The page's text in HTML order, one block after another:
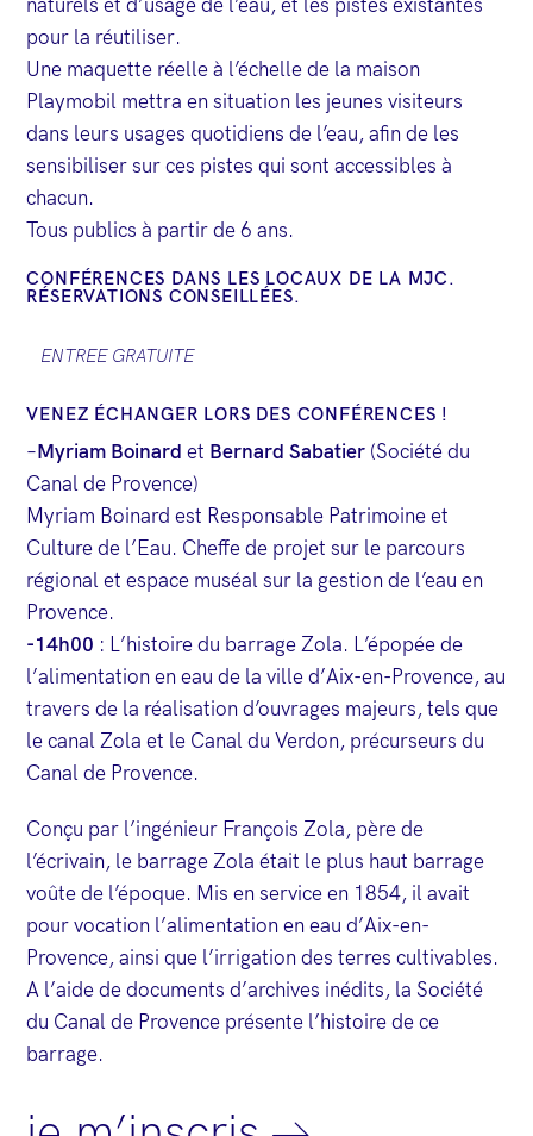
naturels et d’usage de l’eau, et les pistes existantes
pour la réutiliser.
Une maquette réelle à l’échelle de la maison
Playmobil mettra en situation les jeunes visiteurs
dans leurs usages quotidiens de l’eau, afin de les
sensibiliser sur ces pistes qui sont accessibles à
chacun.
Tous publics à partir de 6 ans.
CONFÉRENCES DANS LES LOCAUX DE LA MJC.
RÉSERVATIONS CONSEILLÉES.
ENTREE GRATUITE
VENEZ ÉCHANGER LORS DES CONFÉRENCES !
–Myriam Boinard et Bernard Sabatier (Société du
Canal de Provence)
Myriam Boinard est Responsable Patrimoine et
Culture de l’Eau. Cheffe de projet sur le parcours
régional et espace muséal sur la gestion de l’eau en
Provence.
-14h00 : L’histoire du barrage Zola. L’épopée de
l’alimentation en eau de la ville d’Aix-en-Provence, au
travers de la réalisation d’ouvrages majeurs, tels que
le canal Zola et le Canal du Verdon, précurseurs du
Canal de Provence.
Conçu par l’ingénieur François Zola, père de
l’écrivain, le barrage Zola était le plus haut barrage
voûte de l’époque. Mis en service en 1854, il avait
pour vocation l’alimentation en eau d’Aix-en-
Provence, ainsi que l’irrigation des terres cultivables.
A l’aide de documents d’archives inédits, la Société
du Canal de Provence présente l’histoire de ce
barrage.